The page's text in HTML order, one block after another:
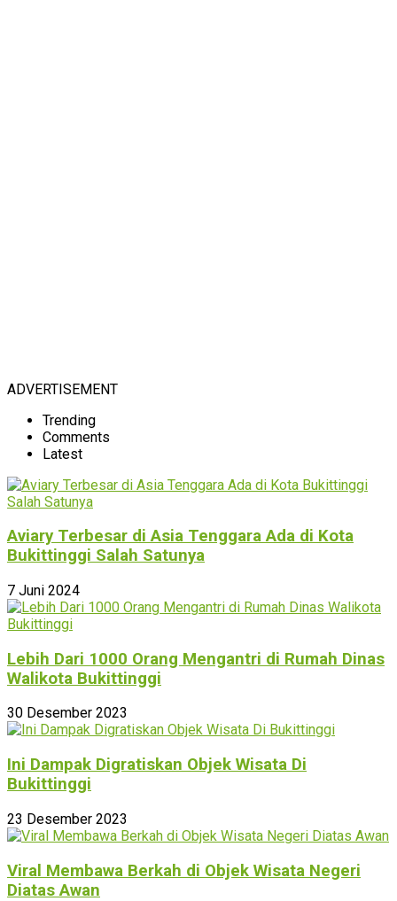
ADVERTISEMENT
Trending
Comments
Latest
Aviary Terbesar di Asia Tenggara Ada di Kota
Bukittinggi Salah Satunya
7 Juni 2024
Lebih Dari 1000 Orang Mengantri di Rumah Dinas
Walikota Bukittinggi
30 Desember 2023
Ini Dampak Digratiskan Objek Wisata Di
Bukittinggi
23 Desember 2023
Viral Membawa Berkah di Objek Wisata Negeri
Diatas Awan